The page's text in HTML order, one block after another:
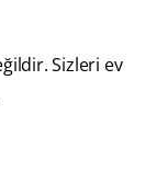
Sizleri ev